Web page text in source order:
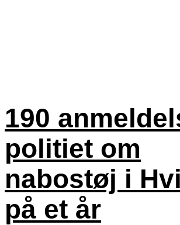
190
politiet om
nabostøj i
på et år